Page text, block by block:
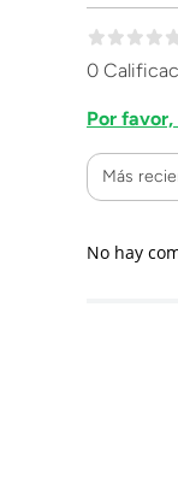
0
Por
Más
No hay